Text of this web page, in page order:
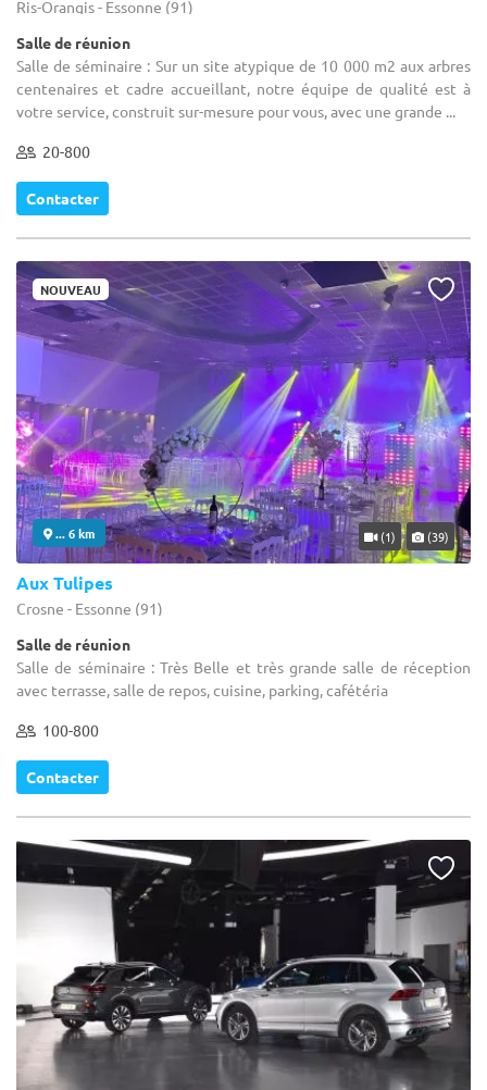
Ris-Orangis - Essonne (91)
Salle de réunion
Salle de séminaire : Sur un site atypique de 10 000 m2 aux arbres
centenaires et cadre accueillant, notre équipe de qualité est à
votre service, construit sur-mesure pour vous, avec une grande ...
20-800
Contacter
NOUVEAU
... 6 km (1) (39)
Aux Tulipes
Crosne - Essonne (91)
Salle de réunion
Salle de séminaire : Très Belle et très grande salle de réception
avec terrasse, salle de repos, cuisine, parking, cafétéria
100-800
Contacter